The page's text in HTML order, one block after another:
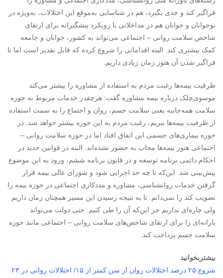
فراگیر کند و جدی بگیرد، هم در شناسایی به‌موقع این اختلالات، به‌ویژه در
نوجوانان و جوانان هم در مداخلاتی با رویکرد پیشگیرانه برای ارتقای
شاخص سلامت روانی – اجتماعی می‌تواند به کشور، جوانان و جامعه
کمک بیشتری کند. البته اقداماتی را شروع کرده که قابل تقدیر است اما تا
فراگیر شدن آن هنوز زمان زیادی داریم.
ظرفیت بیمه‌ها رغبت مردم به استفاده از مشاوره را بیشتر می‌کند
موسوی‌چلک درباره بیمه مشاوره گفت: هرچقدر خدمات مربوط به حوزه
سلامت همه‌جانبه یعنی سلامت جسم، روان و اجتماع را به سمت استفاده
از ظرفیت بیمه‌ها ببریم، رغبت مردم به این حوزه بیشتر خواهد شد. در
حوزه بیماری‌های جسمی این اتفاق افتاد اما در حوزه سلامت روانی –
اجتماعی هنوز بیمه‌ها مجاب به حضور نشده‌اند. البته در قوانین جدید در
احکام دائمی برنامه توسعه و در قانون برنامه ششم، ورود به این موضوع
پیش‌بینی شد. این‌که تا چه حد اجرایی شود و شورای عالی بیمه قرار
گرفتن خدمات روانشناسی، مشاوره و مددکاری اجتماعی در حوزه بیمه را
تصویب کند را نمی‌دانم. تا به نتیجه رسیدن این مسیر همچنان زمان داریم
ولی چاره‌ای نداریم جز این‌که آن را طی کنیم. حتی دولت می‌تواند
یارانه‌ای را برای ارتقای شاخص‌های سلامت روانی – اجتماعی مانند حوزه
سلامت جسم پرداخت کند.
بیشتر بخوانید
شروع ۲۵ درصد اختلالات روان از سن کمتر از ۱۵/ اختلالات روانی در ۲۳